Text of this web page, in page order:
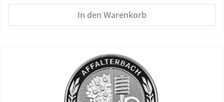
In den Warenkorb